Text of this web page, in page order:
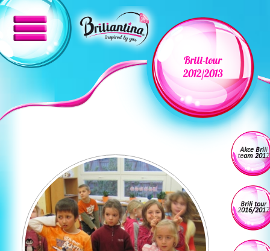
Brili-tour
2012/2013
Akce Brili
team 2017
Brili tour
2016/2017